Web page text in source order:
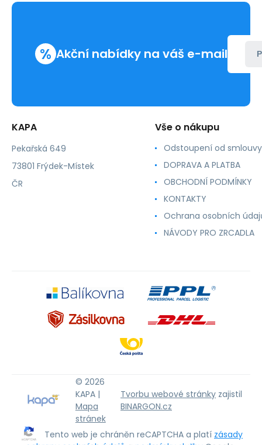
% Akční nabídky na váš e-mail
KAPA
Pekařská 649
73801 Frýdek-Místek
ČR
Vše o nákupu
Odstoupení od smlouvy
DOPRAVA A PLATBA
OBCHODNÍ PODMÍNKY
KONTAKTY
Ochrana osobních
NÁVODY PRO ZRCADLA
© 2026
KAPA |
Mapa
stránek
Tvorbu webové stránky zajistil
BINARGON.cz
Tento web je chráněn reCAPTCHA a platí zásady